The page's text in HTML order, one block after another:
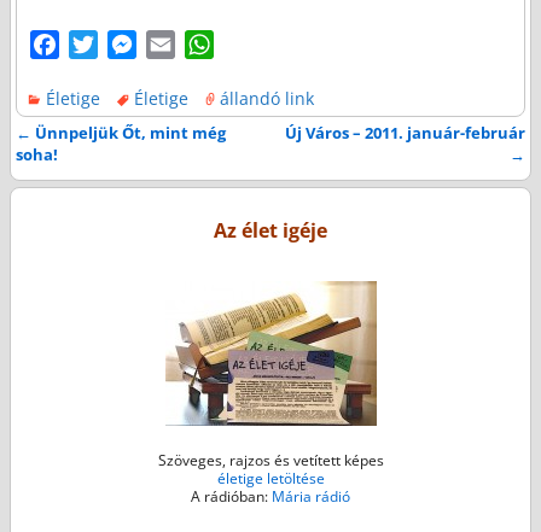
c
e
o
i
t
e
M
s
s
n
a
i
a
t
A
p
p
Életige Életige állandó link
Bejegyzés navigáció
← Ünnpeljük Őt, mint még
soha!
Új Város – 2011. január-február
→
Az élet igéje
Szöveges, rajzos és vetített képes
életige letöltése
A rádióban: Mária rádió